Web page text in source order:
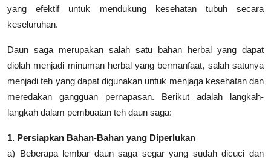
yang efektif untuk mendukung kesehatan tubuh secara
keseluruhan.
Daun saga merupakan salah satu bahan herbal yang dapat
diolah menjadi minuman herbal yang bermanfaat, salah satunya
menjadi teh yang dapat digunakan untuk menjaga kesehatan dan
meredakan gangguan pernapasan. Berikut adalah langkah-
langkah dalam pembuatan teh daun saga:
1. Persiapkan Bahan-Bahan yang Diperlukan
a) Beberapa lembar daun saga segar yang sudah dicuci dan